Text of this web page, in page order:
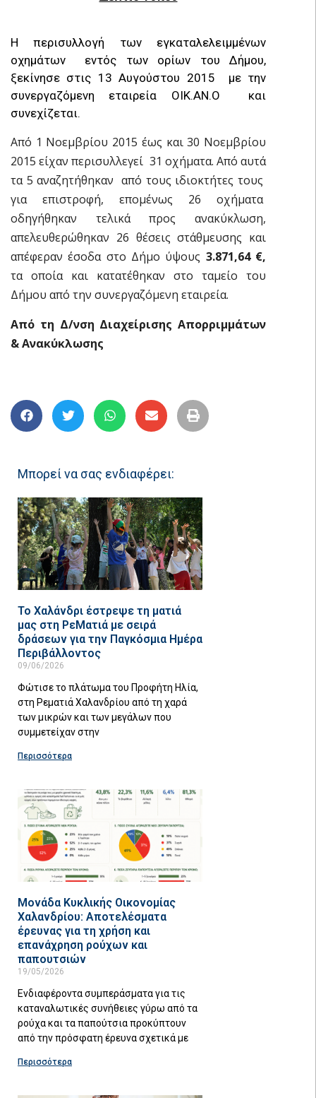
Η περισυλλογή των εγκαταλελειμμένων
οχημάτων εντός των ορίων του Δήμου,
ξεκίνησε στις 13 Αυγούστου 2015 με την
συνεργαζόμενη εταιρεία ΟΙΚ.ΑΝ.Ο και
συνεχίζεται.
Από 1 Νοεμβρίου 2015 έως και 30 Νοεμβρίου
2015 είχαν περισυλλεγεί 31 οχήματα. Από αυτά
τα 5 αναζητήθηκαν από τους ιδιοκτήτες τους
για επιστροφή, επομένως 26 οχήματα
οδηγήθηκαν τελικά προς ανακύκλωση,
απελευθερώθηκαν 26 θέσεις στάθμευσης και
απέφεραν έσοδα στο Δήμο ύψους 3.871,64 €,
τα οποία και κατατέθηκαν στο ταμείο του
Δήμου από την συνεργαζόμενη εταιρεία.
Από τη Δ/νση Διαχείρισης Απορριμμάτων
& Ανακύκλωσης
Μπορεί να σας ενδιαφέρει:
Το Χαλάνδρι έστρεψε τη ματιά
μας στη ΡεΜατιά με σειρά
δράσεων για την Παγκόσμια Ημέρα
Περιβάλλοντος
09/06/2026
Φώτισε το πλάτωμα του Προφήτη Ηλία,
στη Ρεματιά Χαλανδρίου από τη χαρά
των μικρών και των μεγάλων που
συμμετείχαν στην
Περισσότερα
Μονάδα Κυκλικής Οικονομίας
Χαλανδρίου: Αποτελέσματα
έρευνας για τη χρήση και
επανάχρηση ρούχων και
παπουτσιών
19/05/2026
Ενδιαφέροντα συμπεράσματα για τις
καταναλωτικές συνήθειες γύρω από τα
ρούχα και τα παπούτσια προκύπτουν
από την πρόσφατη έρευνα σχετικά με
Περισσότερα